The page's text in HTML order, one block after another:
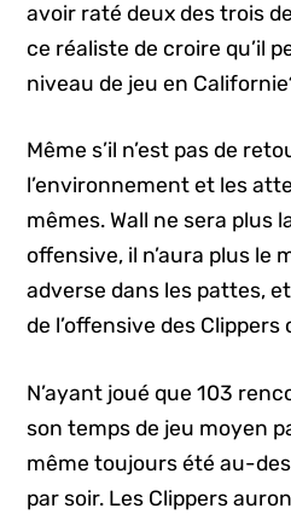
avoir raté deux des trois
ce réaliste de croire qu’il
niveau de jeu en
Même s’il n’est pas de
l’environnement et les
mêmes. Wall ne sera plus
offensive, il n’aura plus le
adverse dans les pattes,
de l’offensive des
N’ayant joué que 103
son temps de jeu moyen
même toujours été au-
par soir. Les Clippers